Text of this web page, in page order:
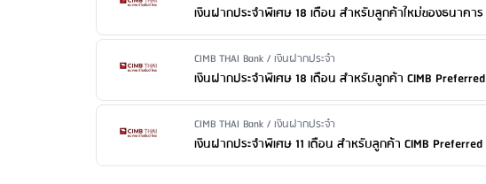
เงินฝากประจำพิเศษ 18 เดือน สำหรับลูกค้าใหม่ของธนาคาร
Issuer Name / Financial Product Type
CIMB THAI Bank / เงินฝากประจำ
เงินฝากประจำพิเศษ 18 เดือน สำหรับลูกค้า CIMB Preferred
Issuer Name / Financial Product Type
CIMB THAI Bank / เงินฝากประจำ
เงินฝากประจำพิเศษ 11 เดือน สำหรับลูกค้า CIMB Preferred